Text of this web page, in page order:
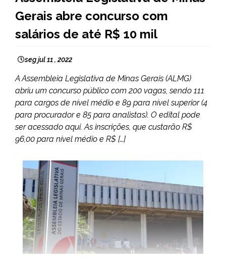
GERAIS
Gerais abre concurso com
salários de até R$ 10 mil
seg jul 11 , 2022
A Assembleia Legislativa de Minas Gerais (ALMG)
abriu um concurso público com 200 vagas, sendo 111
para cargos de nível médio e 89 para nível superior (4
para procurador e 85 para analistas). O edital pode
ser acessado aqui. As inscrições, que custarão R$
96,00 para nível médio e R$ […]